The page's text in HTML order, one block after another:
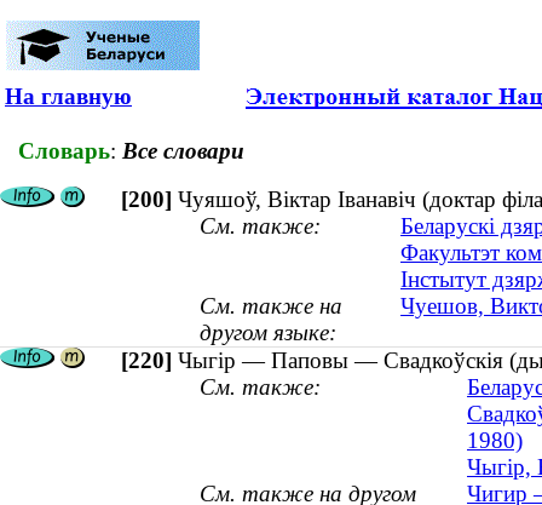
На главную
Словарь: Все словари
[200] Чуяшоў, Віктар Іванавіч (доктар
См. также:
Беларускі
Факультэт
Інстытут
См. также на
другом языке:
Чуешов,
[220] Чыгір — Паповы — Свадкоўскія
См. также:
1980)
Чыгір,
См. также на другом
Чигир